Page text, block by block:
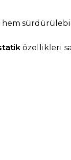
hem
özellikleri